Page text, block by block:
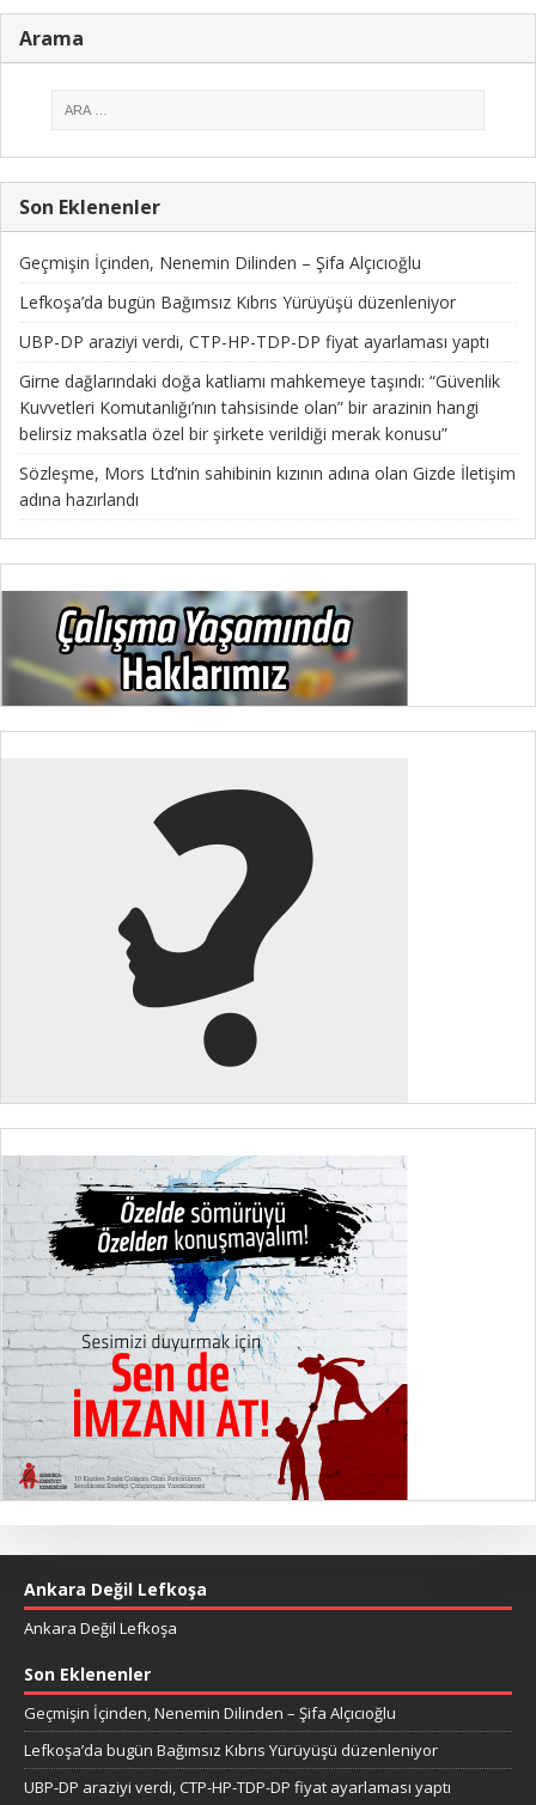
Arama
Son Eklenenler
Geçmişin İçinden, Nenemin Dilinden – Şifa Alçıcıoğlu
Lefkoşa’da bugün Bağımsız Kıbrıs Yürüyüşü düzenleniyor
UBP-DP araziyi verdi, CTP-HP-TDP-DP fiyat ayarlaması yaptı
Girne dağlarındaki doğa katliamı mahkemeye taşındı: “Güvenlik
Kuvvetleri Komutanlığı’nın tahsisinde olan” bir arazinin hangi
belirsiz maksatla özel bir şirkete verildiği merak konusu”
Sözleşme, Mors Ltd’nin sahibinin kızının adına olan Gizde İletişim
adına hazırlandı
Ankara Değil Lefkoşa
Ankara Değil Lefkoşa
Son Eklenenler
Geçmişin İçinden, Nenemin Dilinden – Şifa Alçıcıoğlu
Lefkoşa’da bugün Bağımsız Kıbrıs Yürüyüşü düzenleniyor
UBP-DP araziyi verdi, CTP-HP-TDP-DP fiyat ayarlaması yaptı